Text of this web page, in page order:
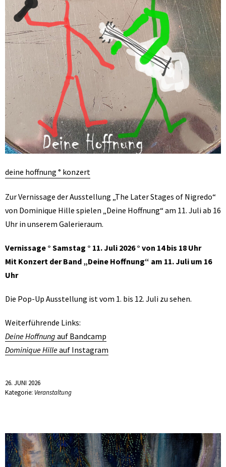
deine hoffnung ° konzert
Zur Vernissage der Ausstellung „The Later Stages of Nigredo“
von Dominique Hille spielen „Deine Hoffnung“ am 11. Juli ab 16
Uhr in unserem Galerieraum.
Vernissage ° Samstag ° 11. Juli 2026 ° von 14 bis 18 Uhr
Mit Konzert der Band „Deine Hoffnung“ am 11. Juli um 16
Uhr
Die Pop-Up Ausstellung ist vom 1. bis 12. Juli zu sehen.
Weiterführende Links:
Deine Hoffnung auf Bandcamp
Dominique Hilleauf Instagram
26. JUNI 2026
Kategorie: Veranstaltung